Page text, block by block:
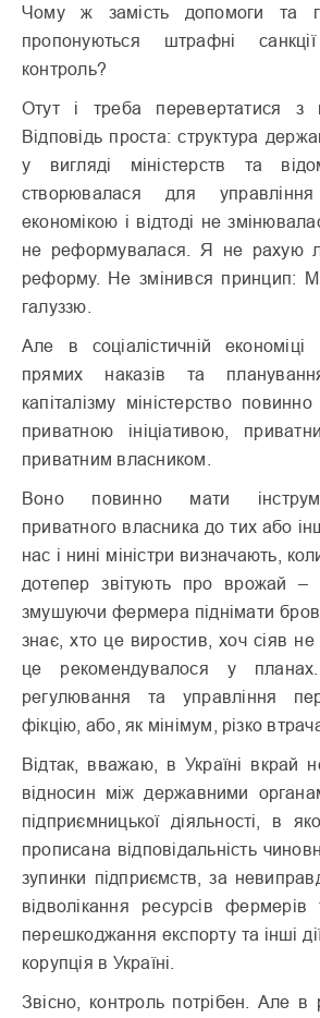
Чому ж замість допомоги та
пропонуються штрафні
контроль?
Отут і треба перевертатися з
Відповідь проста: структура
у вигляді міністерств та
створювалася для управління
економікою і відтоді не
не реформувалася. Я не рахую
реформу. Не змінився принцип:
галуззю.
Але в соціалістичній
прямих наказів та
капіталізму міністерство
приватною ініціативою,
приватним власником.
Воно повинно мати
приватного власника до тих або
нас і нині міністри визначають,
дотепер звітують про врожай –
змушуючи фермера піднімати
знає, хто це виростив, хоч сіяв не
це рекомендувалося у
регулювання та управління
фікцію, або, як мінімум, різко
Відтак, вважаю, в Україні вкрай
відносин між державними
підприємницької діяльності, в
прописана відповідальність
зупинки підприємств, за
відволікання ресурсів фермерів
перешкоджання експорту та інші
корупція в Україні.
Звісно, контроль потрібен. Але в